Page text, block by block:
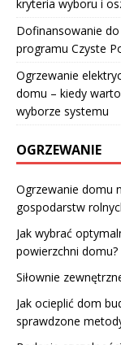
kryteria wyboru i
Dofinansowanie
programu Czyste
Ogrzewanie
domu – kiedy
wyborze systemu
OGRZEWANIE
Ogrzewanie domu
gospodarstw
Jak wybrać
powierzchni domu?
Siłownie
Jak ocieplić dom
sprawdzone